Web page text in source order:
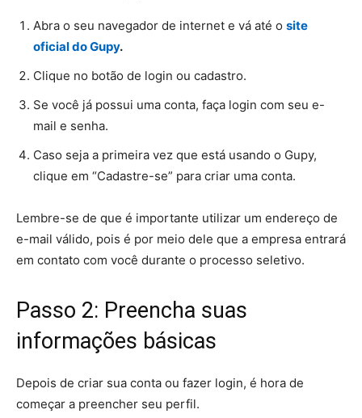
Abra o seu navegador de internet e vá até o site
oficial do Gupy.
Clique no botão de login ou cadastro.
Se você já possui uma conta, faça login com seu e-
mail e senha.
Caso seja a primeira vez que está usando o Gupy,
clique em “Cadastre-se” para criar uma conta.
Lembre-se de que é importante utilizar um endereço de
e-mail válido, pois é por meio dele que a empresa entrará
em contato com você durante o processo seletivo.
Passo 2: Preencha suas
informações básicas
Depois de criar sua conta ou fazer login, é hora de
começar a preencher seu perfil.